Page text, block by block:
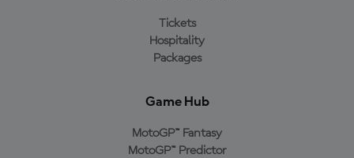
Tickets
Hospitality
Packages
Game Hub
MotoGP™ Fantasy
MotoGP™ Predictor